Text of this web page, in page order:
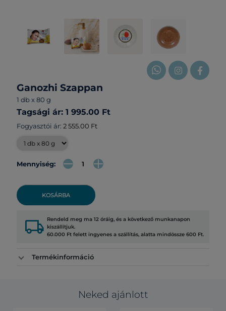
Ganozhi Szappan
1 db x 80 g
Tagsági ár: 1 995.00 Ft
Fogyasztói ár: 2 555.00 Ft
Mennyiség:
KOSÁRBA
local_shipping Rendeld meg ma 12 óráig, és a következő munkanapon
kiszállítjuk.
60.000 Ft felett ingyenes a szállítás, alatta mindössze 600 Ft.
Termékinformáció
Neked ajánlott